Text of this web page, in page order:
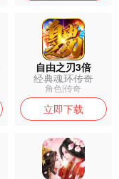
自由之刃3倍
经典魂环传奇
角色|传奇
立即下载